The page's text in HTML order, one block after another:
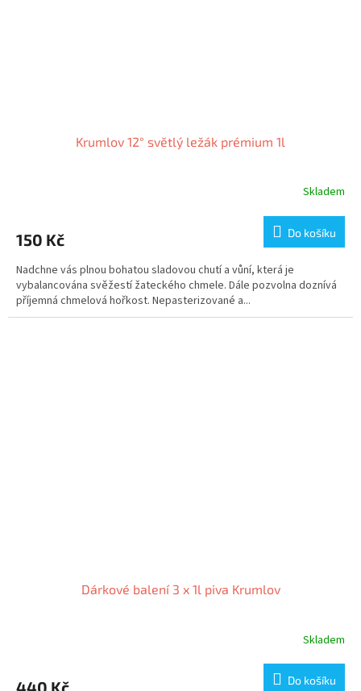
Krumlov 12° světlý ležák prémium 1l
Skladem
150 Kč Do košíku
Nadchne vás plnou bohatou sladovou chutí a vůní, která je
vybalancována svěžestí žateckého chmele. Dále pozvolna doznívá
příjemná chmelová hořkost. Nepasterizované a...
Dárkové balení 3 x 1l piva Krumlov
Skladem
Do košíku